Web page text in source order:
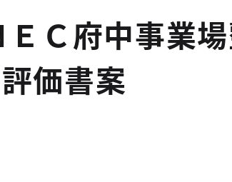
ＥＣ府中事業
価書案